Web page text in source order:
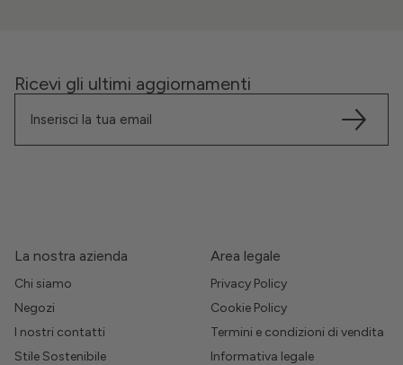
Ricevi gli ultimi aggiornamenti
La nostra azienda
Chi siamo
Negozi
I nostri contatti
Stile Sostenibile
Area legale
Privacy Policy
Cookie Policy
Termini e condizioni di vendita
Informativa legale